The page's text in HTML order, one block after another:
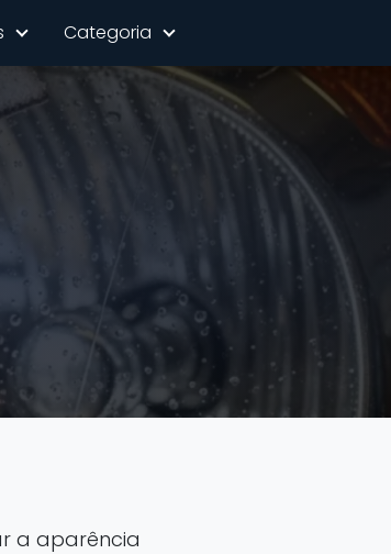
Categoria
a aparência